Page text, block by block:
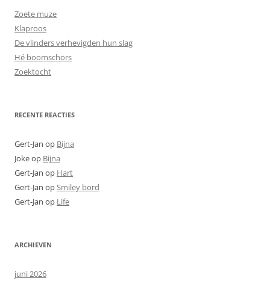
Zoete muze
Klaproos
De vlinders verhevigden hun slag
Hé boomschors
Zoektocht
RECENTE REACTIES
Gert-Jan op Bijna
Jokeop Bijna
Gert-Jan op Hart
Gert-Jan opSmiley bord
Gert-Jan op Life
ARCHIEVEN
juni 2026